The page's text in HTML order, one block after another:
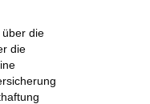
die
die